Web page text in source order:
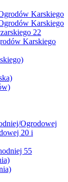
Karskiego
Karskiego
22
Karskiego
Ogrodowej
20 i
55